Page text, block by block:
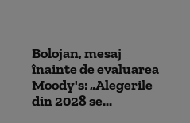
Bolojan, mesaj
înainte de evaluarea
Moody's: „Alegerile
din 2028 se...